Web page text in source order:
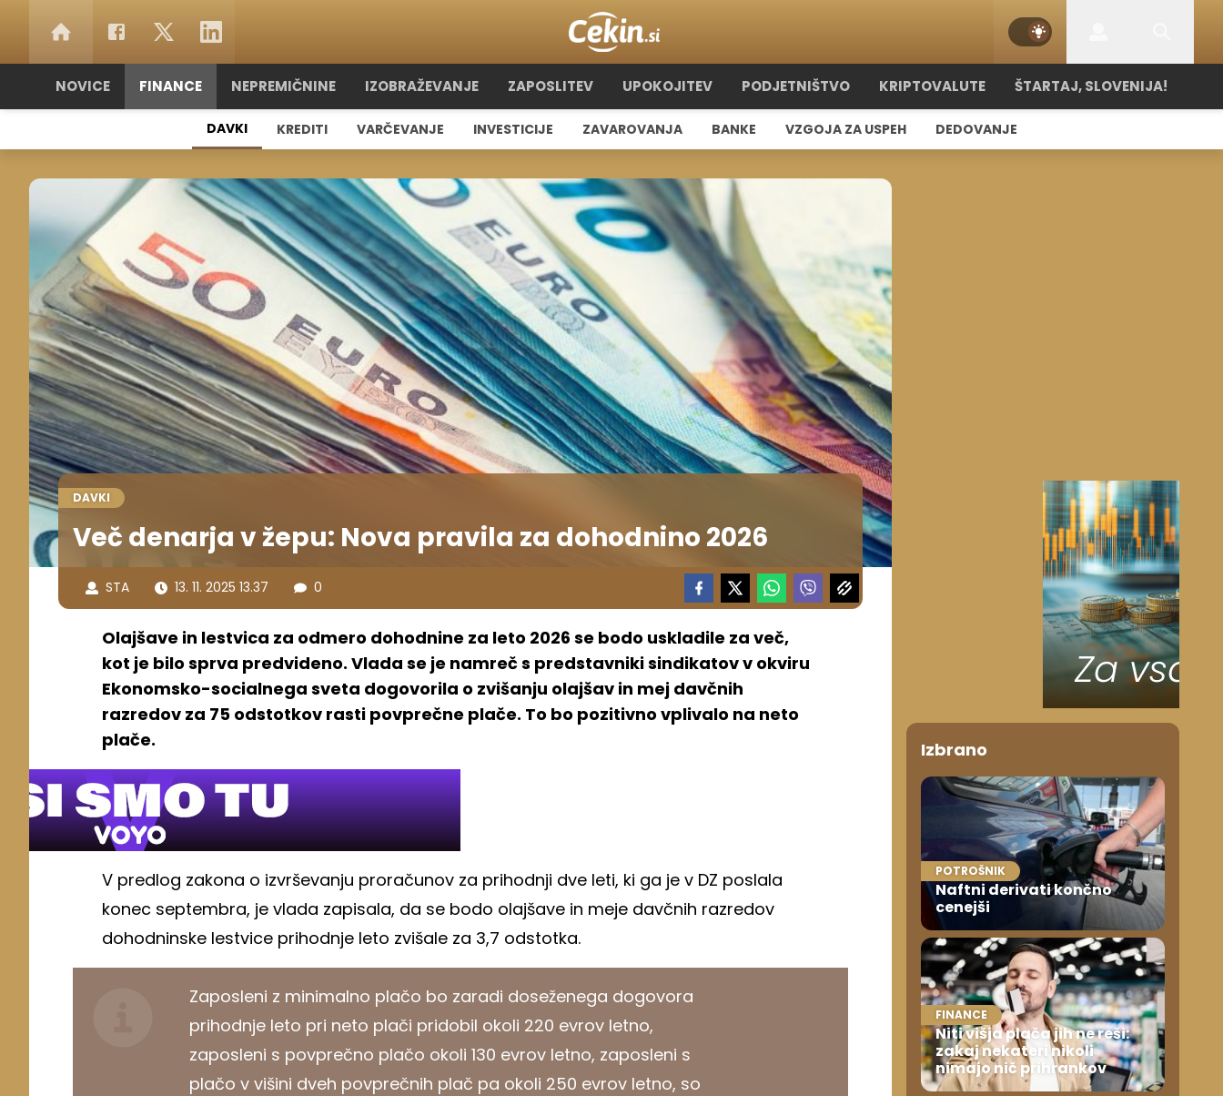
NOVICE FINANCE NEPREMIČNINE IZOBRAŽEVANJE ZAPOSLITEV UPOKOJITEV PODJETNIŠTVO KRIPTOVALUTE ŠTARTAJ, SLOVENIJA!
DAVKI KREDITI VARČEVANJE INVESTICIJE ZAVAROVANJA BANKE VZGOJA ZA USPEH DEDOVANJE
DAVKI
Več denarja v žepu: Nova pravila za dohodnino 2026
STA 13. 11. 2025 13.37 0
Olajšave in lestvica za odmero dohodnine za leto 2026 se bodo uskladile za več,
kot je bilo sprva predvideno. Vlada se je namreč s predstavniki sindikatov v okviru
Ekonomsko-socialnega sveta dogovorila o zvišanju olajšav in mej davčnih
razredov za 75 odstotkov rasti povprečne plače. To bo pozitivno vplivalo na neto
plače.
V predlog zakona o izvrševanju proračunov za prihodnji dve leti, ki ga je v DZ poslala
konec septembra, je vlada zapisala, da se bodo olajšave in meje davčnih razredov
dohodninske lestvice prihodnje leto zvišale za 3,7 odstotka.
Zaposleni z minimalno plačo bo zaradi doseženega dogovora
prihodnje leto pri neto plači pridobil okoli 220 evrov letno,
zaposleni s povprečno plačo okoli 130 evrov letno, zaposleni s
plačo v višini dveh povprečnih plač pa okoli 250 evrov letno, so
Izbrano
POTROŠNIK
Naftni derivati končno
cenejši
FINANCE
Niti višja plača jih ne reši:
zakaj nekateri nikoli
nimajo nič prihrankov